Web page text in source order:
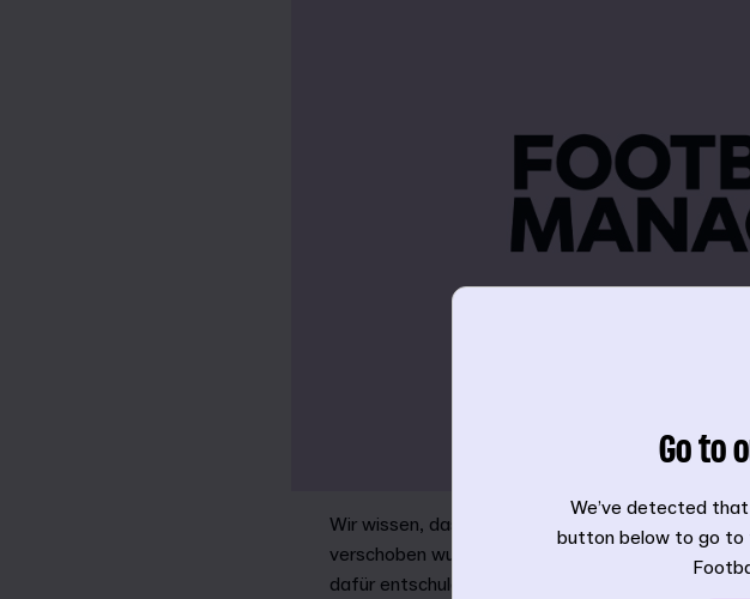
Wir wissen, dass das eine große Enttäuschung
verschoben wurde und ihr euch schon sehr auf
dafür entschuldigen, dass wir euch diese
Go to
We’ve detected
button below to go to